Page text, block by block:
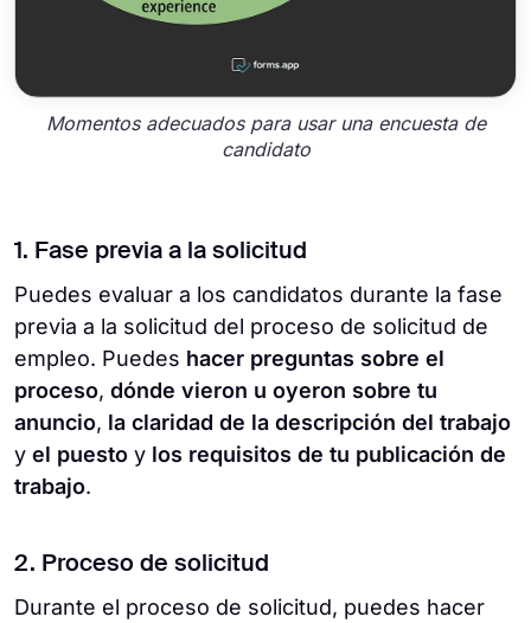
Momentos adecuados para usar una encuesta de
candidato
1. Fase previa a la solicitud
Puedes evaluar a los candidatos durante la fase
previa a la solicitud del proceso de solicitud de
empleo. Puedes hacer preguntas sobre el
proceso, dónde vieron u oyeron sobre tu
anuncio, la claridad de la descripción del trabajo
y el puesto y los requisitos de tu publicación de
trabajo.
2. Proceso de solicitud
Durante el proceso de solicitud, puedes hacer